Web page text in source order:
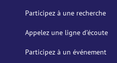
Participez à une recherche
Appelez une ligne d’écoute
Participez à un événement